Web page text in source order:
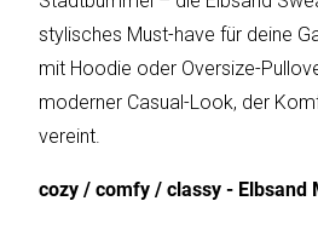
stylisches Must-have für deine
mit Hoodie oder Oversize-
moderner Casual-Look, der
vereint.
cozy / comfy / classy - Elbsand